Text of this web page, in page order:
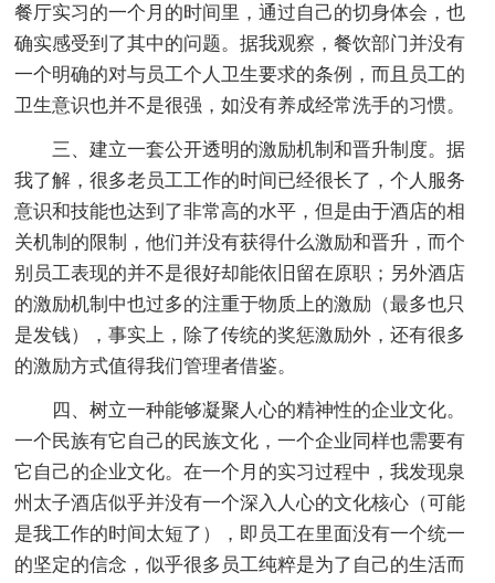
餐厅实习的一个月的时间里，通过自己的切身体会，也
确实感受到了其中的问题。据我观察，餐饮部门并没有
一个明确的对与员工个人卫生要求的条例，而且员工的
卫生意识也并不是很强，如没有养成经常洗手的习惯。
三、建立一套公开透明的激励机制和晋升制度。据
我了解，很多老员工工作的时间已经很长了，个人服务
意识和技能也达到了非常高的水平，但是由于酒店的相
关机制的限制，他们并没有获得什么激励和晋升，而个
别员工表现的并不是很好却能依旧留在原职；另外酒店
的激励机制中也过多的注重于物质上的激励（最多也只
是发钱），事实上，除了传统的奖惩激励外，还有很多
的激励方式值得我们管理者借鉴。
四、树立一种能够凝聚人心的精神性的企业文化。
一个民族有它自己的民族文化，一个企业同样也需要有
它自己的企业文化。在一个月的实习过程中，我发现泉
州太子酒店似乎并没有一个深入人心的文化核心（可能
是我工作的时间太短了），即员工在里面没有一个统一
的坚定的信念，似乎很多员工纯粹是为了自己的生活而